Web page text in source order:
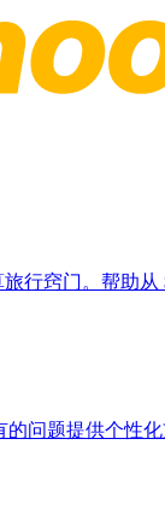
行窍门。帮助从
问题提供个性化